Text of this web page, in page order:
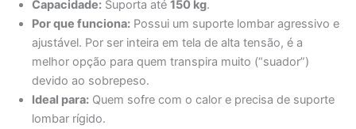
Capacidade: Suporta até 150 kg.
Por que funciona: Possui um suporte lombar agressivo e
ajustável. Por ser inteira em tela de alta tensão, é a
melhor opção para quem transpira muito (“suador”)
devido ao sobrepeso.
Ideal para: Quem sofre com o calor e precisa de suporte
lombar rígido.